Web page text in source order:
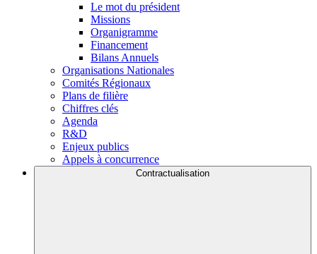
Le mot du président
Missions
Organigramme
Financement
Bilans Annuels
Organisations Nationales
Comités Régionaux
Plans de filière
Chiffres clés
Agenda
R&D
Enjeux publics
Appels à concurrence
Contractualisation